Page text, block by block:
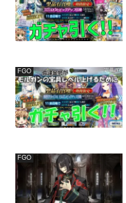
FGO
FGO